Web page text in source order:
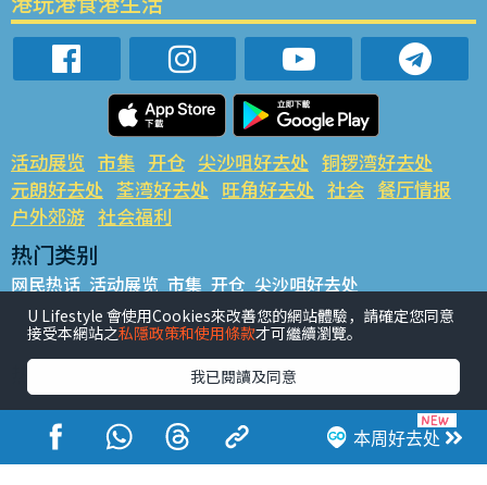
本周好去处
活动展览 市集 开仓 尖沙咀好去处 铜锣湾好去处
元朗好去处 荃湾好去处 旺角好去处 社会 餐厅情报
户外郊游 社会福利
热门类别
网民热话 活动展览 市集 开仓 尖沙咀好去处
铜锣湾好去处 元朗好去处 荃湾好去处 旺角好去处 社会
餐厅情报 户外郊游
热门标签
#UGO揾好去处 #人气活动推介 #美食社群热话
#亲子玩乐好去处
#ULifestyle应用程式
#限时抢
#UJetso礼物放送
#ULifestyle商户中心 #著数 #网络热话
U Lifestyle 會使用Cookies來改善您的網站體驗，請確定您同意
接受本網站之私隱政策和使用條款才可繼續瀏覽。
我已閱讀及同意